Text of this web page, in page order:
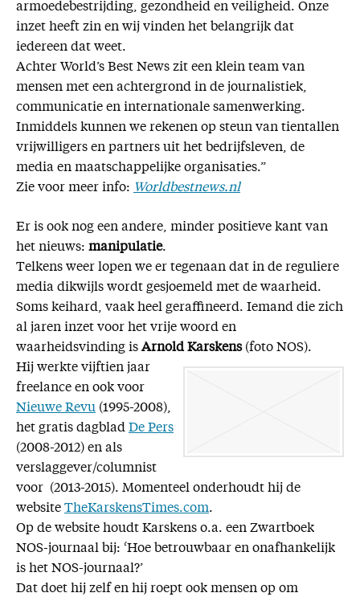
armoedebestrijding, gezondheid en veiligheid. Onze
inzet heeft zin en wij vinden het belangrijk dat
iedereen dat weet.
Achter World’s Best News zit een klein team van
mensen met een achtergrond in de journalistiek,
communicatie en internationale samenwerking.
Inmiddels kunnen we rekenen op steun van tientallen
vrijwilligers en partners uit het bedrijfsleven, de
media en maatschappelijke organisaties.”
Zie voor meer info: Worldbestnews.nl
Er is ook nog een andere, minder positieve kant van
het nieuws: manipulatie.
Telkens weer lopen we er tegenaan dat in de reguliere
media dikwijls wordt gesjoemeld met de waarheid.
Soms keihard, vaak heel geraffineerd. Iemand die zich
al jaren inzet voor het vrije woord en
waarheidsvinding is Arnold Karskens(foto NOS).
Hij werkte vijftien jaar
freelance en ook voor
Nieuwe Revu (1995-2008),
het gratis dagblad De Pers
(2008-2012) en als
verslaggever/columnist
voor (2013-2015). Momenteel onderhoudt hij de
website TheKarskensTimes.com.
Op de website houdt Karskens o.a. een Zwartboek
NOS-journaal bij: ‘Hoe betrouwbaar en onafhankelijk
is het NOS-journaal?’
Dat doet hij zelf en hij roept ook mensen op om